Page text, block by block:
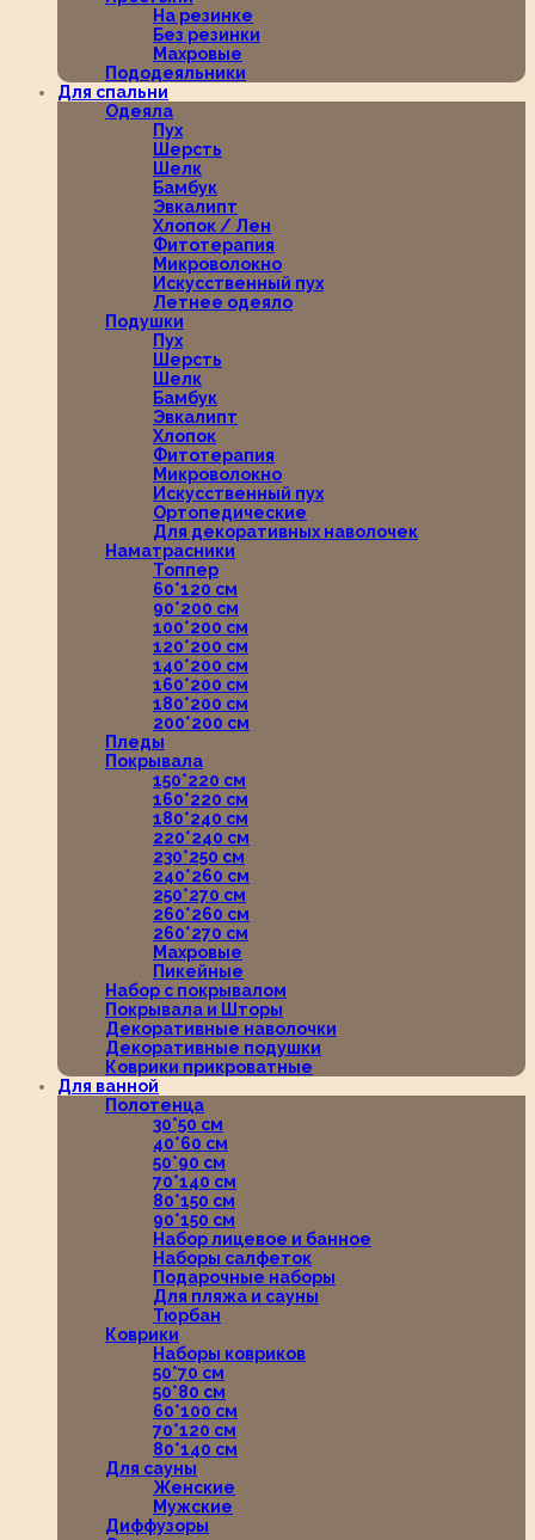
На резинке
Без резинки
Махровые
Пододеяльники
Для спальни
Одеяла
Пух
Шерсть
Шелк
Бамбук
Эвкалипт
Хлопок / Лен
Фитотерапия
Микроволокно
Искусственный пух
Летнее одеяло
Подушки
Пух
Шерсть
Шелк
Бамбук
Эвкалипт
Хлопок
Фитотерапия
Микроволокно
Искусственный пух
Ортопедические
Для декоративных наволочек
Наматрасники
Топпер
60*120 см
90*200 см
100*200 см
120*200 см
140*200 см
160*200 см
180*200 см
200*200 см
Пледы
Покрывала
150*220 см
160*220 см
180*240 см
220*240 см
230*250 см
240*260 см
250*270 см
260*260 см
260*270 см
Махровые
Пикейные
Набор с покрывалом
Покрывала и Шторы
Декоративные наволочки
Декоративные подушки
Коврики прикроватные
Для ванной
Полотенца
30*50 см
40*60 см
50*90 см
70*140 см
80*150 см
90*150 см
Набор лицевое и банное
Наборы салфеток
Подарочные наборы
Для пляжа и сауны
Тюрбан
Коврики
Наборы ковриков
50*70 см
50*80 см
60*100 см
70*120 см
80*140 см
Для сауны
Женские
Мужские
Диффузоры